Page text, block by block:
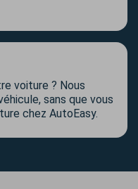
voiture ? Nous
sans que vous
chez AutoEasy.